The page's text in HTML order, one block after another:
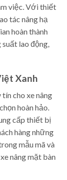
việc. Với thiết
tác nâng hạ
hoàn thành
lao động,
Xanh
cho xe nâng
hoàn hảo.
cấp thiết bị
hàng những
mẫu mã và
nâng mặt bàn